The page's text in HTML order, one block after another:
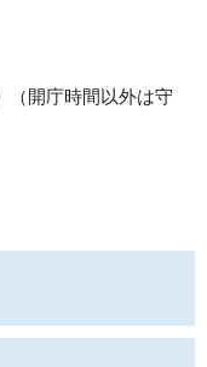
（開庁時間以外は守